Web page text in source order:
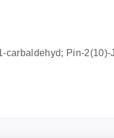
Pin-